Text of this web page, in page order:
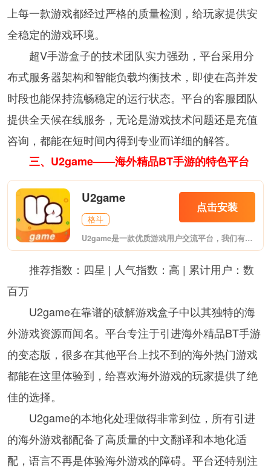
上每一款游戏都经过严格的质量检测，给玩家提供安
全稳定的游戏环境。
超V手游盒子的技术团队实力强劲，平台采用分
布式服务器架构和智能负载均衡技术，即使在高并发
时段也能保持流畅稳定的运行状态。平台的客服团队
提供全天候在线服务，无论是游戏技术问题还是充值
咨询，都能在短时间内得到专业而详细的解答。
三、U2game——海外精品BT手游的特色平台
U2game
格斗
点击安装
U2game是一款优质游戏用户交流平台，我们有优质的游戏社区，每日优质的游戏推荐，拥有免费游戏、大型游戏和中文游戏三大特色，对于手游玩家而言是一个绝好的休闲好去处!
推荐指数：四星 | 人气指数：高 | 累计用户：数
百万
U2game在靠谱的破解游戏盒子中以其独特的海
外游戏资源而闻名。平台专注于引进海外精品BT手游
的变态版，很多在其他平台上找不到的海外热门游戏
都能在这里体验到，给喜欢海外游戏的玩家提供了绝
佳的选择。
U2game的本地化处理做得非常到位，所有引进
的海外游戏都配备了高质量的中文翻译和本地化适
配，语言不再是体验海外游戏的障碍。平台还特别注